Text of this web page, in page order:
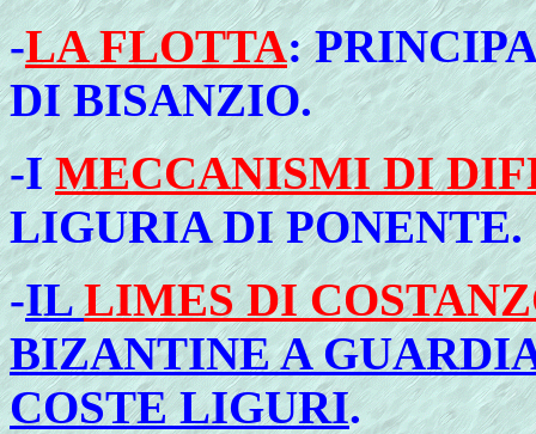
-LA FLOTTA:
DI BISANZIO.
-IMECCANISMI DI
LIGURIA DI PONENTE.
-ILLIMES DI
BIZANTINE A
COSTE LIGURI.